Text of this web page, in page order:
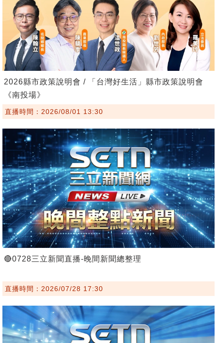
2026縣市政策說明會 / 「台灣好生活」縣市政策說明會
《南投場》
直播時間：2026/08/01 13:30
🔴0728三立新聞直播-晚間新聞總整理
直播時間：2026/07/28 17:30